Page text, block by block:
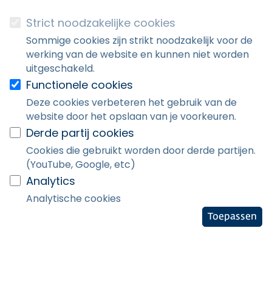
Strict noodzakelijke cookies
Sommige cookies zijn strikt noodzakelijk voor de
werking van de website en kunnen niet worden
uitgeschakeld.
Functionele cookies
Deze cookies verbeteren het gebruik van de
website door het opslaan van je voorkeuren.
Derde partij cookies
Cookies die gebruikt worden door derde partijen.
(YouTube, Google, etc)
Analytics
Analytische cookies
Toepassen